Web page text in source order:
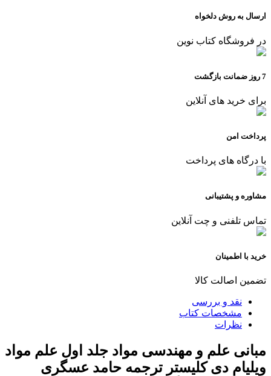
ارسال به روش دلخواه
در فروشگاه کتاب نوین
7 روز ضمانت بازگشت
برای خرید های آنلاین
پرداخت امن
با درگاه های پرداخت
مشاوره و پشتیبانی
تماس تلفنی و چت آنلاین
خرید با اطمینان
تضمین اصالت کالا
نقد و بررسی
مشخصات کتاب
نظرات
مبانی علم و مهندسی مواد جلد اول علم مواد
ویلیام دی کلیستر ترجمه حامد عسگری